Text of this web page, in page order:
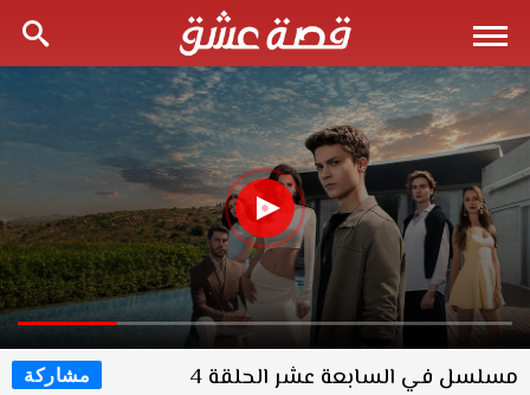
مسلسل في السابعة عشر الحلقة 4 مشاركة